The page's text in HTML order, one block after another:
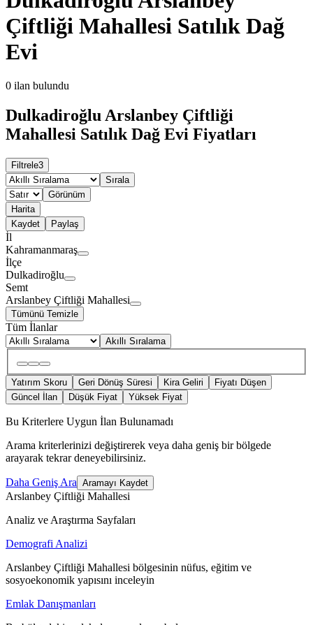
Çiftliği Mahallesi Satılık Dağ
Evi
0 ilan bulundu
Dulkadiroğlu Arslanbey Çiftliği
Mahallesi Satılık Dağ Evi Fiyatları
Filtrele3
Sırala
Görünüm
Harita
Kaydet
Paylaş
İl
Kahramanmaraş
İlçe
Dulkadiroğlu
Semt
Arslanbey Çiftliği Mahallesi
Tümünü Temizle
Tüm İlanlar
Akıllı Sıralama
Yatırım Skoru Geri Dönüş Süresi Kira Geliri
Fiyatı Düşen
Güncel İlan
Düşük Fiyat Yüksek Fiyat
Bu Kriterlere Uygun İlan Bulunamadı
Arama kriterlerinizi değiştirerek veya daha geniş bir bölgede
arayarak tekrar deneyebilirsiniz.
Daha Geniş Ara Aramayı Kaydet
Arslanbey Çiftliği Mahallesi
Analiz ve Araştırma Sayfaları
Demografi Analizi
Arslanbey Çiftliği Mahallesi bölgesinin nüfus, eğitim ve
sosyoekonomik yapısını inceleyin
Emlak Danışmanları